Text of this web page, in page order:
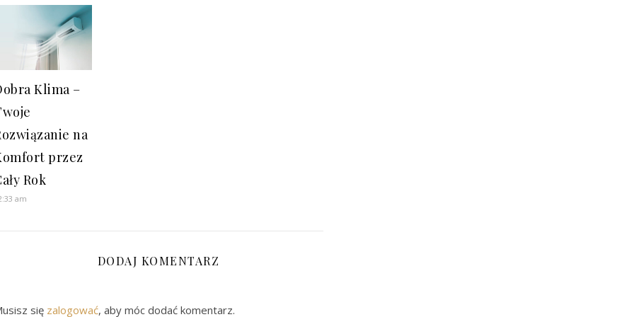
Klima –
na
przez
Rok
am
DODAJ KOMENTARZ
się zalogować, aby móc dodać komentarz.